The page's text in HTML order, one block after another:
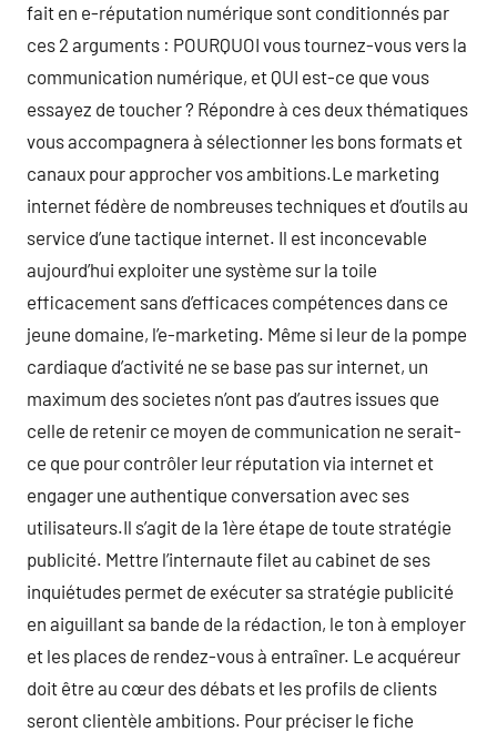
fait en e-réputation numérique sont conditionnés par
ces 2 arguments : POURQUOI vous tournez-vous vers la
communication numérique, et QUI est-ce que vous
essayez de toucher ? Répondre à ces deux thématiques
vous accompagnera à sélectionner les bons formats et
canaux pour approcher vos ambitions.Le marketing
internet fédère de nombreuses techniques et d’outils au
service d’une tactique internet. Il est inconcevable
aujourd’hui exploiter une système sur la toile
efficacement sans d’efficaces compétences dans ce
jeune domaine, l’e-marketing. Même si leur de la pompe
cardiaque d’activité ne se base pas sur internet, un
maximum des societes n’ont pas d’autres issues que
celle de retenir ce moyen de communication ne serait-
ce que pour contrôler leur réputation via internet et
engager une authentique conversation avec ses
utilisateurs.Il s’agit de la 1ère étape de toute stratégie
publicité. Mettre l’internaute filet au cabinet de ses
inquiétudes permet de exécuter sa stratégie publicité
en aiguillant sa bande de la rédaction, le ton à employer
et les places de rendez-vous à entraîner. Le acquéreur
doit être au cœur des débats et les profils de clients
seront clientèle ambitions. Pour préciser le fiche